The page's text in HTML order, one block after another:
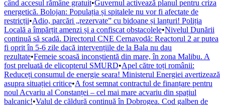
când accesul rămâne gratuit•Guvernul activează planul pentru criza
energetică. Bolojan: Populația și spitalele nu vor fi afectate de
restricții•Adio, parcări „rezervate” cu bidoane și lanțuri! Poliția
Locală a împărțit amenzi și a confiscat obstacolele•Nivelul Dunării
continuă să scadă. Directorul CNE Cernavodă: Reactorul 2 ar putea
fi oprit în 5-6 zile dacă intervențiile de la Bala nu dau
rezultate•Femeie scoasă inconștientă din mare, în zona Malibu. A
fost preluată de elicopterul SMURD•Apel către toți românii:
Reduceți consumul de energie seara! Ministerul Energiei avertizează
asupra situației critice•A fost semnat contractul de finanțare pentru
noul Acvariu al Constanței – cel mai mare acvariu din spațiul
balcanic!•Valul de căldură continuă în Dobrogea. Cod galben de